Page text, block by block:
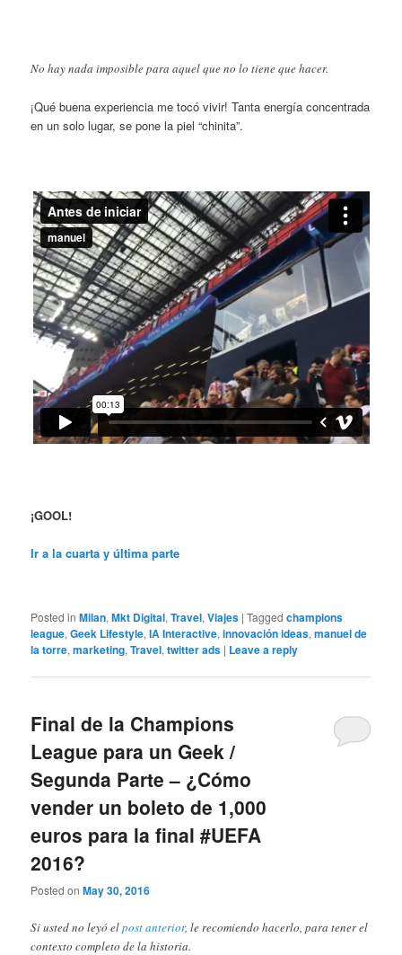
No hay nada imposible para aquel que no lo tiene que hacer.
¡Qué buena experiencia me tocó vivir! Tanta energía concentrada
en un solo lugar, se pone la piel “chinita”.
¡GOOL!
Ir a la cuarta y última parte
Posted in Milan,Mkt Digital,Travel,Viajes |Tagged champions
league,Geek Lifestyle,IA Interactive,innovación ideas,manuel de
la torre,marketing,Travel,twitter ads | Leave a reply
Final de la Champions
League para un Geek /
Segunda Parte – ¿Cómo
vender un boleto de 1,000
euros para la final #UEFA
2016?
Posted onMay 30, 2016
Si usted no leyó elpost anterior, le recomiendo hacerlo, para tener el
contexto completo de la historia.